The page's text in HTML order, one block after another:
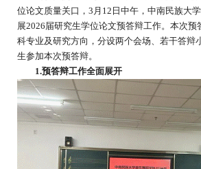
位论文质量关口，3月12日中午，中南民族大
展2026届研究生学位论文预答辩工作。本次预
科专业及研究方向，分设两个会场、若干答辩
生参加本次预答辩。
1.预答辩工作全面展开